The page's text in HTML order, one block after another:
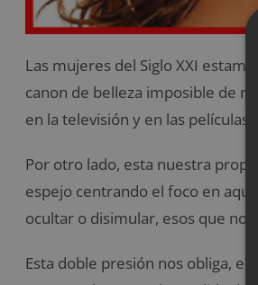
Las mujeres del Siglo XXI
canon de belleza imposible de
en la televisión y en las películas.
Por otro lado, esta nuestra
espejo centrando el foco en
ocultar o disimular, esos que
Esta doble presión nos obliga,